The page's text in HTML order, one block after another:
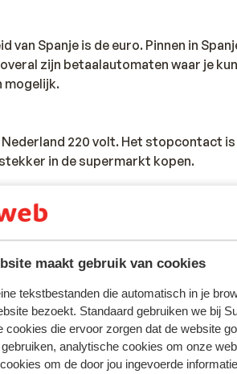
maakt gebruik van cookies
tekstbestanden die automatisch in je
bezoekt. Standaard gebruiken we bij
cookies die ervoor zorgen dat de website
analytische cookies om onze
om de door jou ingevoerde
van Spanje is de euro. Pinnen in
zijn betaalautomaten waar je
mogelijk.
220 volt. Het stopcontact
in de supermarkt kopen.
van een geldig paspoort of een
nationaliteit, dan is het belangrijk
Dit vraag je na bij de ambassade
reist.
er minimaal 1 persoon 18 jaar of